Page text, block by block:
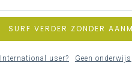
SURF VERDER ZONDER
International user? Geen